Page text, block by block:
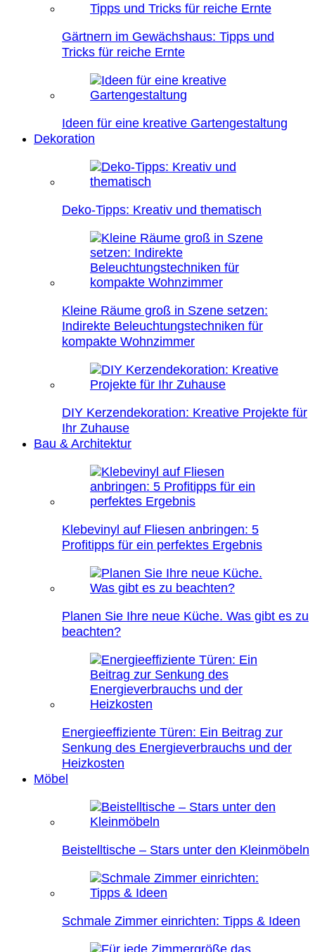
Gärtnern im Gewächshaus: Tipps und
Tricks für reiche Ernte
Ideen für eine kreative Gartengestaltung
Dekoration
Deko-Tipps: Kreativ und thematisch
Kleine Räume groß in Szene setzen:
Indirekte Beleuchtungstechniken für
kompakte Wohnzimmer
DIY Kerzendekoration: Kreative Projekte für
Ihr Zuhause
Bau & Architektur
Klebevinyl auf Fliesen anbringen: 5
Profitipps für ein perfektes Ergebnis
Planen Sie Ihre neue Küche. Was gibt es zu
beachten?
Energieeffiziente Türen: Ein Beitrag zur
Senkung des Energieverbrauchs und der
Heizkosten
Möbel
Beistelltische – Stars unter den Kleinmöbeln
Schmale Zimmer einrichten: Tipps & Ideen